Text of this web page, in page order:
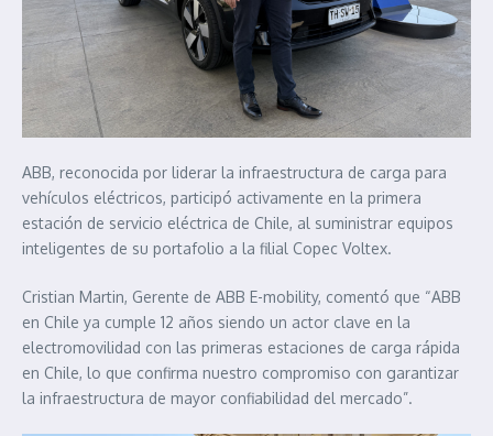
ABB, reconocida por liderar la infraestructura de carga para
vehículos eléctricos, participó activamente en la primera
estación de servicio eléctrica de Chile, al suministrar equipos
inteligentes de su portafolio a la filial Copec Voltex.
Cristian Martin, Gerente de ABB E-mobility, comentó que “ABB
en Chile ya cumple 12 años siendo un actor clave en la
electromovilidad con las primeras estaciones de carga rápida
en Chile, lo que confirma nuestro compromiso con garantizar
la infraestructura de mayor confiabilidad del mercado”.